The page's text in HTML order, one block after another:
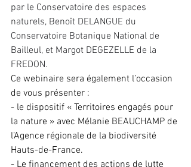
par le Conservatoire des espaces
naturels, Benoît DELANGUE du
Conservatoire Botanique National de
Bailleul, et Margot DEGEZELLE de la
FREDON.
Ce webinaire sera également l’occasion
de vous présenter :
- le dispositif « Territoires engagés pour
la nature » avec Mélanie BEAUCHAMP de
l’Agence régionale de la biodiversité
Hauts-de-France.
- Le financement des actions de lutte